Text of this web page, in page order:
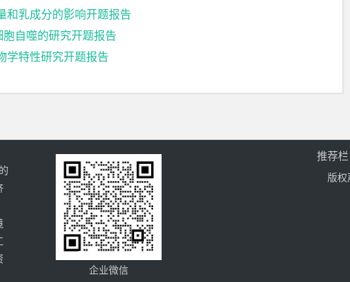
和乳成分的影响开题报告
自噬的研究开题报告
学特性研究开题报告
企业微信
推荐栏
版权